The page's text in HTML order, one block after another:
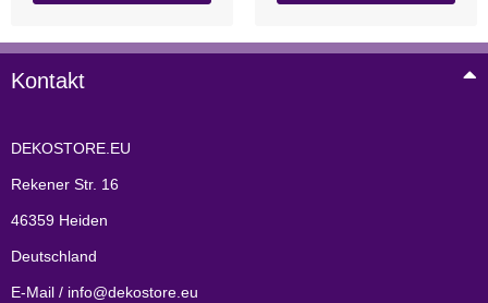
Kontakt
DEKOSTORE.EU
Rekener Str. 16
46359 Heiden
Deutschland
E-Mail / info@dekostore.eu